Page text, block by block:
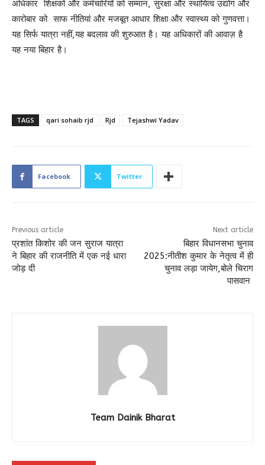
अधिकार शिक्षकों और कर्मचारियों को सम्मान, सुरक्षा और स्थायित्व उद्योग और
कारोबार को साफ नीतियां और मजबूत आधार शिक्षा और स्वास्थ्य को गुणवत्ता।
यह सिर्फ यात्रा नहीं,यह बदलाव की शुरुआत है। यह अधिकारों की आवाज़ है
यह नया बिहार है।
TAGS qari sohaib rjd Rjd Tejashwi Yadav
Facebook Twitter
Previous article
प्रशांत किशोर की जन सुराज यात्रा
ने बिहार की राजनीति में एक नई धारा
जोड़ दी
Next article
बिहार विधानसभा चुनाव
2025:नीतीश कुमार के नेतृत्व में ही
चुनाव लड़ा जायेग,बोले चिराग
पासवान
Team Dainik Bharat